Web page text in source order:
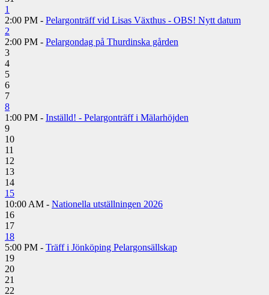
1
2:00 PM - Pelargonträff vid Lisas Växthus - OBS! Nytt datum
2
2:00 PM - Pelargondag på Thurdinska gården
3
4
5
6
7
8
1:00 PM - Inställd! - Pelargonträff i Mälarhöjden
9
10
11
12
13
14
15
10:00 AM - Nationella utställningen 2026
16
17
18
5:00 PM - Träff i Jönköping Pelargonsällskap
19
20
21
22